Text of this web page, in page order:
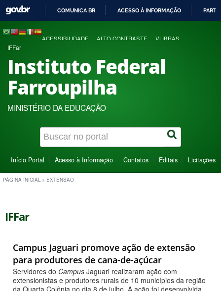
COMUNICA BR ACESSO À INFORMAÇÃO
ACESSIBILIDADE ALTO CONTRASTE VLIBRAS
IFFar
Instituto Federal
Farroupilha
MINISTÉRIO DA EDUCAÇÃO
Início Portal Acesso à Informação Contatos Editais Licitações
PÁGINA INICIAL > EXTENSAO
IFFar
Campus Jaguari promove ação de extensão
para produtores de cana-de-açúcar
Servidores do Campus Jaguari realizaram ação com
extensionistas e produtores rurais de 10 municípios da região